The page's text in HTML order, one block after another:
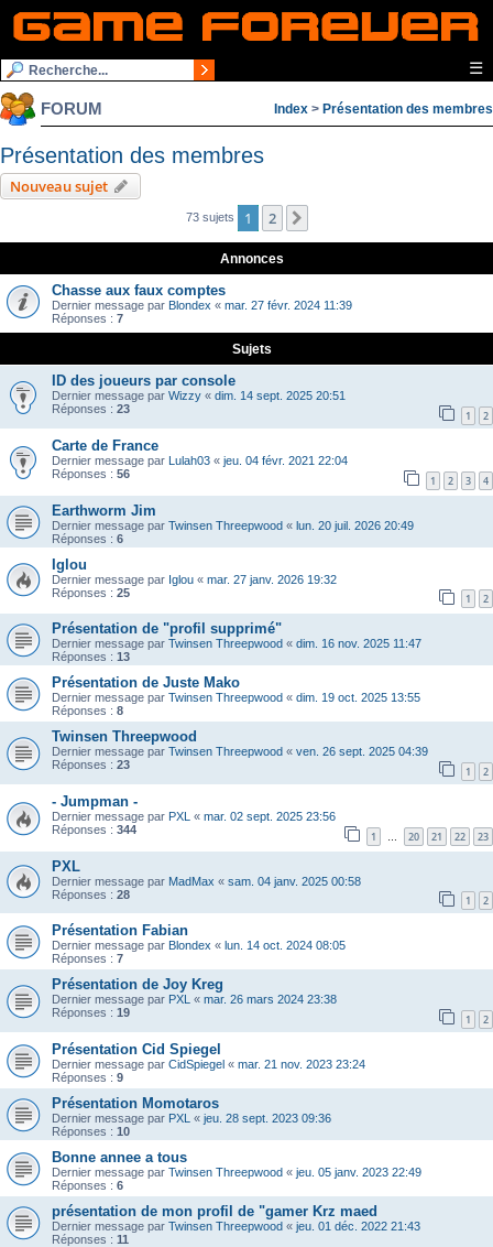
☰
FORUM Index > Présentation des membres
Présentation des membres
Nouveau sujet
73 sujets 1 2
Annonces
Chasse aux faux comptes
Dernier message par Blondex « mar. 27 févr. 2024 11:39
Réponses : 7
Sujets
ID des joueurs par console
Dernier message par Wizzy « dim. 14 sept. 2025 20:51
Réponses : 23 1 2
Carte de France
Dernier message par Lulah03 « jeu. 04 févr. 2021 22:04
Réponses : 56 1 2 3 4
Earthworm Jim
Dernier message par Twinsen Threepwood « lun. 20 juil. 2026 20:49
Réponses : 6
Iglou
Dernier message par Iglou « mar. 27 janv. 2026 19:32
Réponses : 25 1 2
Présentation de "profil supprimé"
Dernier message par Twinsen Threepwood « dim. 16 nov. 2025 11:47
Réponses : 13
Présentation de Juste Mako
Dernier message par Twinsen Threepwood « dim. 19 oct. 2025 13:55
Réponses : 8
Twinsen Threepwood
Dernier message par Twinsen Threepwood « ven. 26 sept. 2025 04:39
Réponses : 23 1 2
- Jumpman -
Dernier message par PXL « mar. 02 sept. 2025 23:56
Réponses : 344 1 … 20 21 22 23
PXL
Dernier message par MadMax « sam. 04 janv. 2025 00:58
Réponses : 28 1 2
Présentation Fabian
Dernier message par Blondex « lun. 14 oct. 2024 08:05
Réponses : 7
Présentation de Joy Kreg
Dernier message par PXL « mar. 26 mars 2024 23:38
Réponses : 19 1 2
Présentation Cid Spiegel
Dernier message par CidSpiegel « mar. 21 nov. 2023 23:24
Réponses : 9
Présentation Momotaros
Dernier message par PXL « jeu. 28 sept. 2023 09:36
Réponses : 10
Bonne annee a tous
Dernier message par Twinsen Threepwood « jeu. 05 janv. 2023 22:49
Réponses : 6
présentation de mon profil de "gamer Krz maed
Dernier message par Twinsen Threepwood « jeu. 01 déc. 2022 21:43
Réponses : 11